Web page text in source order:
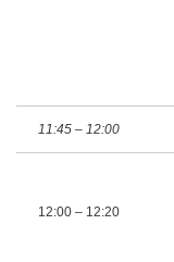
11:45 – 12:00
12:00 – 12:20